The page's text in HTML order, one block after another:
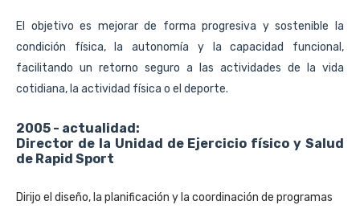
El objetivo es mejorar de forma progresiva y sostenible la
condición física, la autonomía y la capacidad funcional,
facilitando un retorno seguro a las actividades de la vida
cotidiana, la actividad física o el deporte.
2005 - actualidad:
Director de la Unidad de Ejercicio físico y Salud
de Rapid Sport
Dirijo el diseño, la planificación y la coordinación de programas